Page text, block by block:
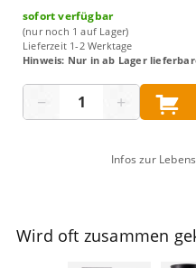
sofort verfügbar
(nur noch 1 auf Lager)
Lieferzeit 1-2 Werktage
Hinweis: Nur in ab Lager
− +
Infos zur
Wird oft zusammen